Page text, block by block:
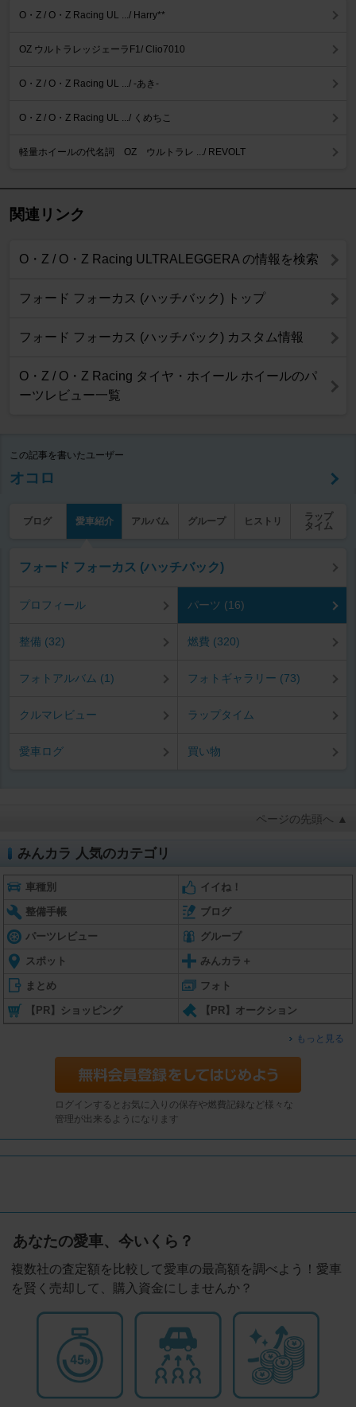
O・Z / O・Z Racing UL .../ Harry**
OZ ウルトラレッジェーラF1/ Clio7010
O・Z / O・Z Racing UL .../ -あき-
O・Z / O・Z Racing UL .../ くめちこ
軽量ホイールの代名詞 OZ ウルトラレ .../ REVOLT
関連リンク
O・Z / O・Z Racing ULTRALEGGERA の情報を検索
フォード フォーカス (ハッチバック) トップ
フォード フォーカス (ハッチバック) カスタム情報
O・Z / O・Z Racing タイヤ・ホイール ホイールのパ
ーツレビュー一覧
この記事を書いたユーザー
オコロ
ブログ 愛車紹介 アルバム グループ ヒストリ
ラップ
タイム
フォード フォーカス (ハッチバック)
プロフィール パーツ (16)
整備 (32) 燃費 (320)
フォトアルバム (1) フォトギャラリー (73)
クルマレビュー ラップタイム
愛車ログ 買い物
ページの先頭へ ▲
みんカラ 人気のカテゴリ
車種別 イイね！
整備手帳 ブログ
パーツレビュー グループ
スポット みんカラ＋
まとめ フォト
【PR】ショッピング 【PR】オークション
もっと見る
ログインするとお気に入りの保存や燃費記録など様々な
管理が出来るようになります
あなたの愛車、今いくら？
複数社の査定額を比較して愛車の最高額を調べよう！愛車
を賢く売却して、購入資金にしませんか？